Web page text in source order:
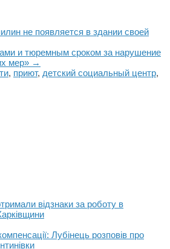
не появляется в здании своей
и тюремным сроком за нарушение
мер» →
, приют, детский социальный центр,
відзнаки за роботу в